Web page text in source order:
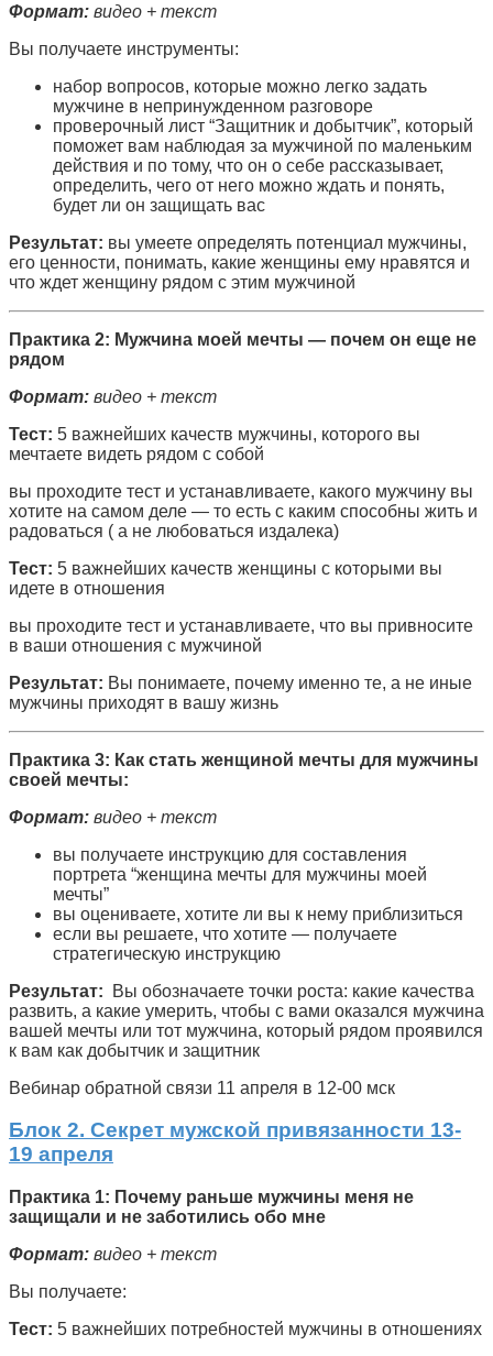
Формат: видео + текст
Вы получаете инструменты:
набор вопросов, которые можно легко задать
мужчине в непринужденном разговоре
проверочный лист “Защитник и добытчик”, который
поможет вам наблюдая за мужчиной по маленьким
действия и по тому, что он о себе рассказывает,
определить, чего от него можно ждать и понять,
будет ли он защищать вас
Результат: вы умеете определять потенциал мужчины,
его ценности, понимать, какие женщины ему нравятся и
что ждет женщину рядом с этим мужчиной
Практика 2: Мужчина моей мечты — почем он еще не
рядом
Формат: видео + текст
Тест: 5 важнейших качеств мужчины, которого вы
мечтаете видеть рядом с собой
вы проходите тест и устанавливаете, какого мужчину вы
хотите на самом деле — то есть с каким способны жить и
радоваться ( а не любоваться издалека)
Тест: 5 важнейших качеств женщины с которыми вы
идете в отношения
вы проходите тест и устанавливаете, что вы привносите
в ваши отношения с мужчиной
Результат: Вы понимаете, почему именно те, а не иные
мужчины приходят в вашу жизнь
Практика 3: Как стать женщиной мечты для мужчины
своей мечты:
Формат: видео + текст
вы получаете инструкцию для составления
портрета “женщина мечты для мужчины моей
мечты”
вы оцениваете, хотите ли вы к нему приблизиться
если вы решаете, что хотите — получаете
стратегическую инструкцию
Результат: Вы обозначаете точки роста: какие качества
развить, а какие умерить, чтобы с вами оказался мужчина
вашей мечты или тот мужчина, который рядом проявился
к вам как добытчик и защитник
Вебинар обратной связи 11 апреля в 12-00 мск
Блок 2. Секрет мужской привязанности 13-
19 апреля
Практика 1: Почему раньше мужчины меня не
защищали и не заботились обо мне
Формат: видео + текст
Вы получаете:
Тест: 5 важнейших потребностей мужчины в отношениях